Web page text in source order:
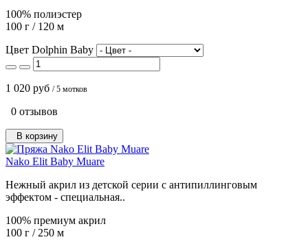
100% полиэстер
100 г / 120 м
Цвет Dolphin Baby
1 020 руб / 5 мотков
0 отзывов
В корзину
Nako Elit Baby Muare
Нежный акрил из детской серии с антипиллинговым
эффектом - специальная..
100% премиум акрил
100 г / 250 м